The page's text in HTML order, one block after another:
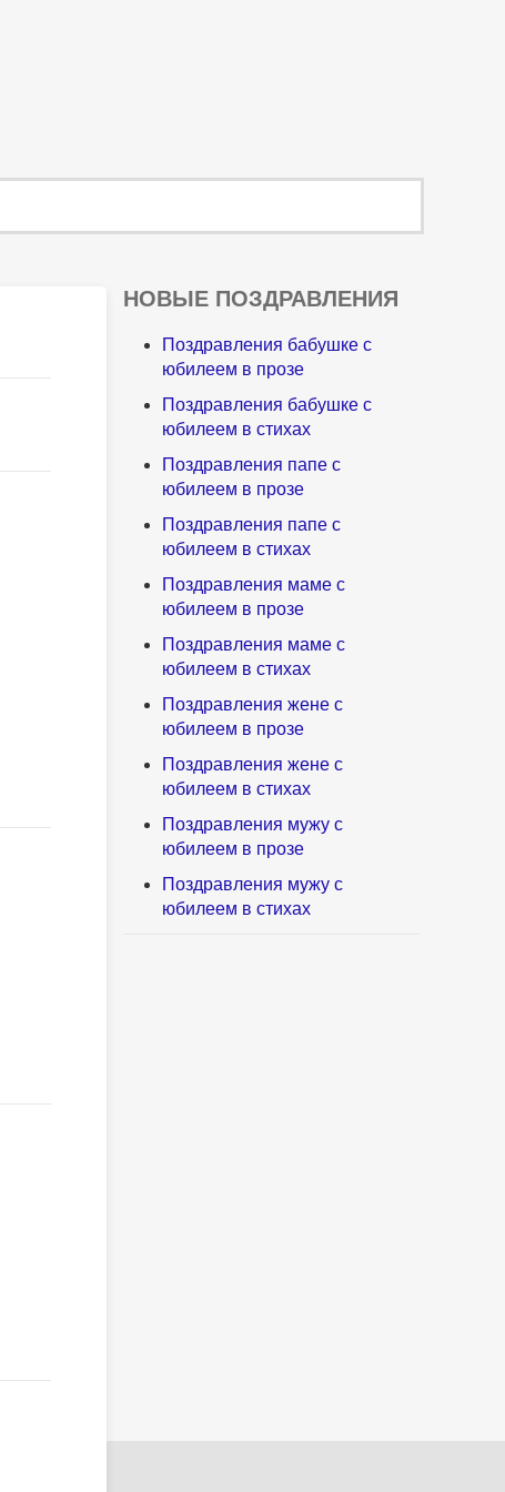
НОВЫЕ ПОЗДРАВЛЕНИЯ
Поздравления бабушке с
юбилеем в прозе
Поздравления бабушке с
юбилеем в стихах
Поздравления папе с
юбилеем в прозе
Поздравления папе с
юбилеем в стихах
Поздравления маме с
юбилеем в прозе
Поздравления маме с
юбилеем в стихах
Поздравления жене с
юбилеем в прозе
Поздравления жене с
юбилеем в стихах
Поздравления мужу с
юбилеем в прозе
Поздравления мужу с
юбилеем в стихах